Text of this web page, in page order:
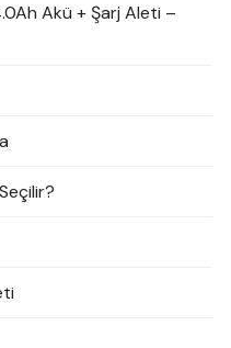
Akü + Şarj Aleti –